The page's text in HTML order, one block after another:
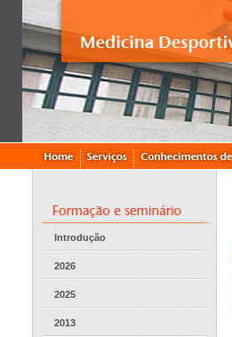
Introdução
2026
2025
2013